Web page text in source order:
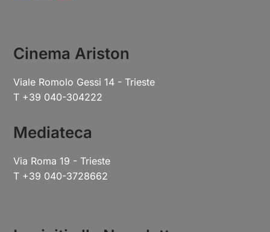
Cinema Ariston
Viale Romolo Gessi 14 - Trieste
T +39 040-304222
Mediateca
Via Roma 19 - Trieste
T +39 040-3728662